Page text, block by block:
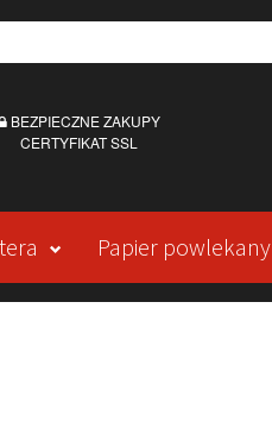
BEZPIECZNE ZAKUPY
CERTYFIKAT SSL
Papier powlekany